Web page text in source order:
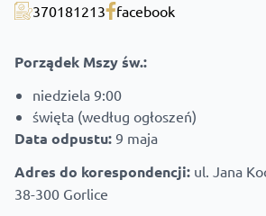
370181213
facebook
Porządek Mszy św.:
niedziela 9:00
święta (według ogłoszeń)
Data odpustu: 9 maja
Adres do korespondencji: ul. Jana
38-300 Gorlice